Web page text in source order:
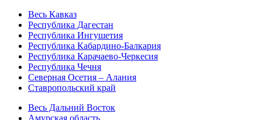
Весь Кавказ
Республика Дагестан
Республика Ингушетия
Республика Кабардино-Балкария
Республика Карачаево-Черкесия
Республика Чечня
Северная Осетия – Алания
Ставропольский край
Весь Дальний Восток
Амурская область